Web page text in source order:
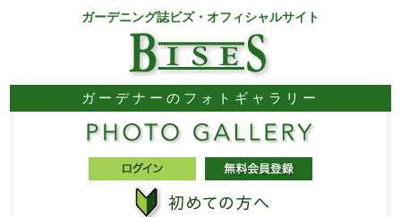
ガーデニング誌ビズ・オフィシャルサイト
ガーデナーのフォトギャラリー